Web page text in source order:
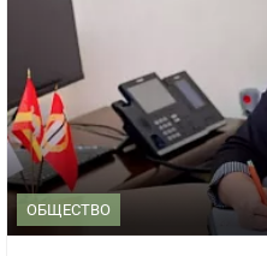
ОБЩЕСТВО